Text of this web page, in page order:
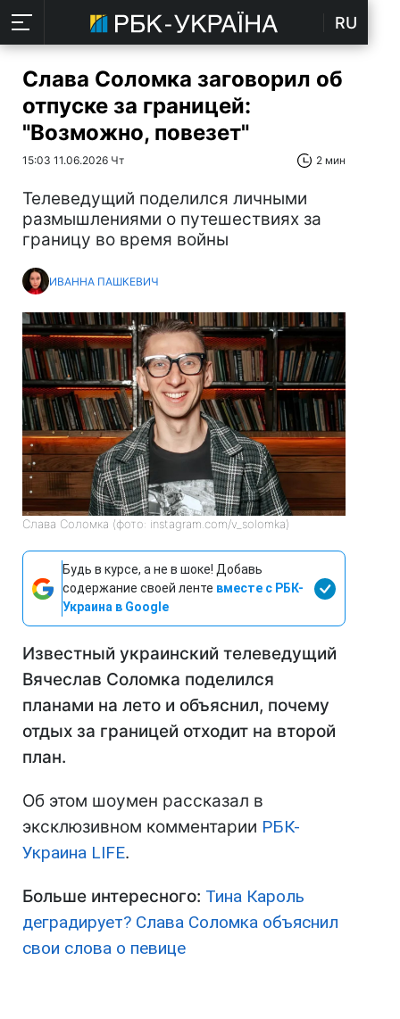
RU
Слава Соломка заговорил об
отпуске за границей:
"Возможно, повезет"
15:03 11.06.2026 Чт 2 мин
Телеведущий поделился личными
размышлениями о путешествиях за
границу во время войны
ИВАННА ПАШКЕВИЧ
Слава Соломка (фото: instagram.com/v_solomka)
Будь в курсе, а не в шоке! Добавь
содержание своей ленте вместе с РБК-
Украина в Google
Известный украинский телеведущий
Вячеслав Соломка поделился
планами на лето и объяснил, почему
отдых за границей отходит на второй
план.
Об этом шоумен рассказал в
эксклюзивном комментарии РБК-
Украина LIFE.
Больше интересного: Тина Кароль
деградирует? Слава Соломка объяснил
свои слова о певице